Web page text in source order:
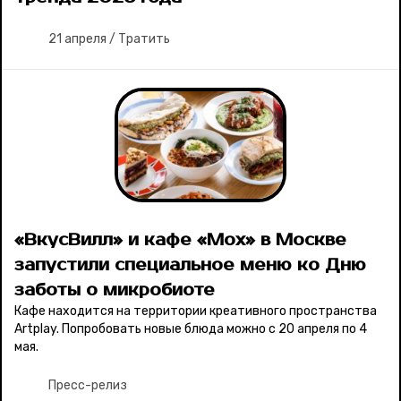
21 апреля / Тратить
«ВкусВилл» и кафе «Мох» в Москве
запустили специальное меню ко Дню
заботы о микробиоте
Кафе находится на территории креативного пространства
Artplay. Попробовать новые блюда можно с 20 апреля по 4
мая.
Пресс-релиз